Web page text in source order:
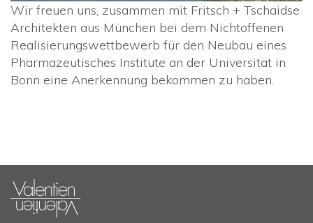
Wir freuen uns, zusammen mit Fritsch + Tschaidse
Architekten aus München bei dem Nichtoffenen
Realisierungswettbewerb für den Neubau eines
Pharmazeutisches Institute an der Universität in
Bonn eine Anerkennung bekommen zu haben.